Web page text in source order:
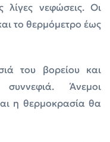
λίγες νεφώσεις. Οι
το θερμόμετρο έως
του βορείου και
Άνεμοι
η θερμοκρασία θα